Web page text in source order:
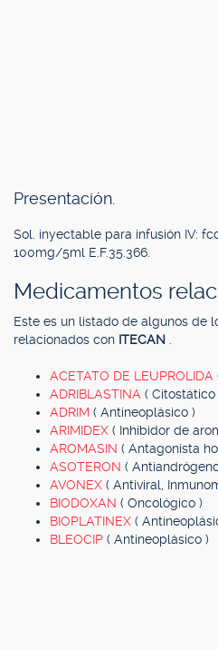
Presentación.
Sol. inyectable para infusión IV:
100mg/5ml E.F.35.366.
Medicamentos
Este es un listado de algunos de
relacionados con ITECAN
ACETATO DE LEUPROLIDA
ADRIBLASTINA ( Citostático
ADRIM ( Antineoplásico )
ARIMIDEX ( Inhibidor de
AROMASIN ( Antagonista
ASOTERON (
AVONEX ( Antiviral,
BIODOXAN ( Oncológico )
BIOPLATINEX (
BLEOCIP ( Antineoplásico )